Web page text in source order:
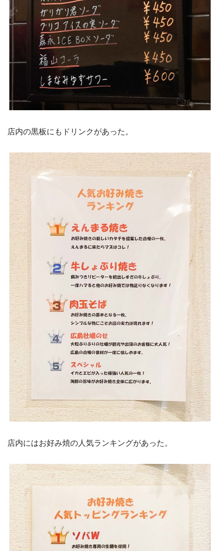
店内の黒板にもドリンクがあった。
店内にはお好み焼の人気ランキングがあった。